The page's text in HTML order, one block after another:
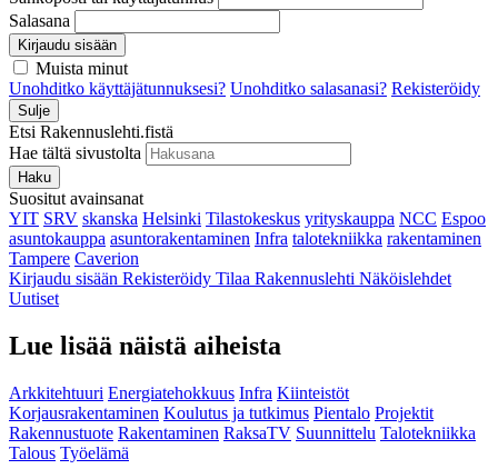
Salasana
Kirjaudu sisään
Muista minut
Unohditko käyttäjätunnuksesi? Unohditko salasanasi? Rekisteröidy
Sulje
Etsi Rakennuslehti.fistä
Hae tältä sivustolta
Haku
Suositut avainsanat
YIT SRV skanska Helsinki Tilastokeskus yrityskauppa NCC Espoo
asuntokauppa asuntorakentaminen Infra talotekniikka rakentaminen
Tampere Caverion
Kirjaudu sisään Rekisteröidy Tilaa Rakennuslehti Näköislehdet
Uutiset
Lue lisää näistä aiheista
Arkkitehtuuri Energiatehokkuus Infra Kiinteistöt
Korjausrakentaminen Koulutus ja tutkimus Pientalo Projektit
Rakennustuote Rakentaminen RaksaTV Suunnittelu Talotekniikka
Talous Työelämä